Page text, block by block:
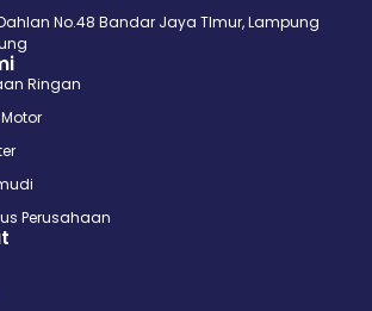
No.48 Bandar Jaya TImur, Lampung
Ringan
Perusahaan